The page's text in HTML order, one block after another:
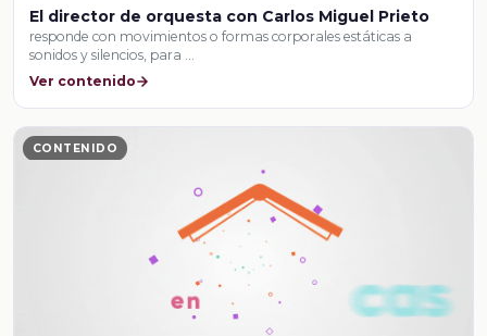
El director de orquesta con Carlos Miguel Prieto
responde con movimientos o formas corporales estáticas a
sonidos y silencios, para …
Ver contenido
CONTENIDO